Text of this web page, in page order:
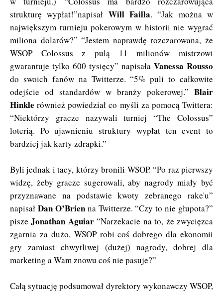
strukturę wypłat!”napisał Will Failla. “Jak można w
największym turnieju pokerowym w historii nie wygrać
miliona dolarów?” “Jestem naprawdę rozczarowana, że
WSOP Colossus z pulą 11 milionów mistrzowi
gwarantuje tylko 600 tysięcy” napisała Vanessa Rousso
do swoich fanów na Twitterze. “5% puli to całkowite
odejście od standardów w branży pokerowej.” Blair
Hinkle również powiedział co myśli za pomocą Twittera:
“Niektórzy gracze nazywali turniej “The Colossus”
loterią. Po ujawnieniu struktury wypłat ten event to
bardziej jak karty zdrapki.”
Byli jednak i tacy, którzy bronili WSOP. “Po raz pierwszy
widzę, żeby gracze sugerowali, aby nagrody miały być
przyznawane na podstawie kwoty zebranego rake'u”
napisał Dan O’Brienna Twitterze. “Czy to nie głupota?”
piszeJonathan Aguiar“Narzekacie na to, że zwycięzca
zgarnia za dużo, WSOP robi coś dobrego dla ekonomii
gry zamiast chwytliwej (dużej) nagrody, dobrej dla
marketing a Wam znowu coś nie pasuje?”
Całą sytuację podsumował dyrektory wykonawczy WSOP,